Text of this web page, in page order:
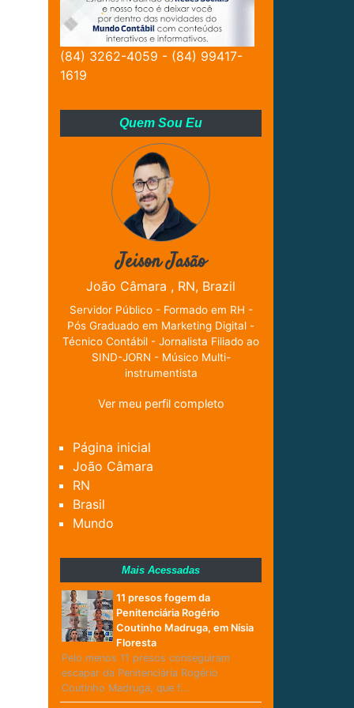
(84) 3262-4059 - (84) 99417-
1619
Quem Sou Eu
Jeison Jasão
João Câmara , RN, Brazil
Servidor Público - Formado em RH -
Pós Graduado em Marketing Digital -
Técnico Contábil - Jornalista Filiado ao
SIND-JORN - Músico Multi-
instrumentista
Ver meu perfil completo
Página inicial
João Câmara
RN
Brasil
Mundo
Mais Acessadas
11 presos fogem da
Penitenciária Rogério
Coutinho Madruga, em Nísia
Floresta
Pelo menos 11 presos conseguiram
escapar da Penitenciária Rogério
Coutinho Madruga, que f…